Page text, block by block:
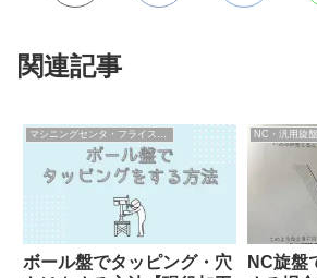
関連記事
マシニングセンタ・フライス盤技術
ボール盤でタッピング・穴
NC・汎用旋
NC旋盤